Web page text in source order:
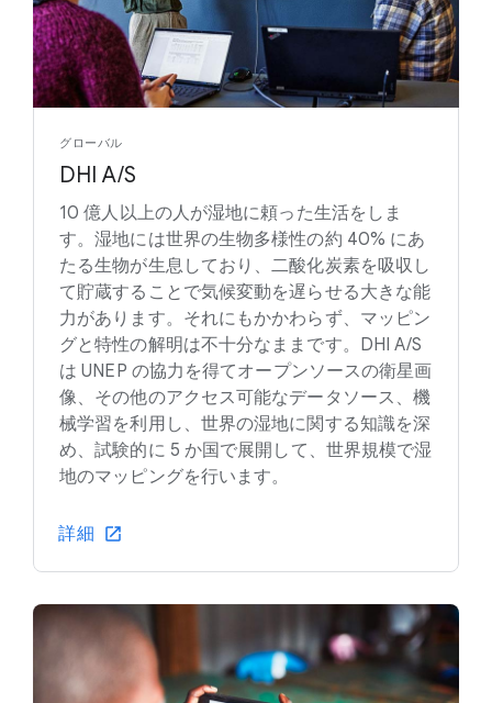
グローバル
DHI A/S
10 億人以上の人が湿地に頼った生活をしま
す。湿地には世界の生物多様性の約 40% にあ
たる生物が生息しており、二酸化炭素を吸収し
て貯蔵することで気候変動を遅らせる大きな能
力があります。それにもかかわらず、マッピン
グと特性の解明は不十分なままです。DHI A/S
は UNEP の協力を得てオープンソースの衛星画
像、その他のアクセス可能なデータソース、機
械学習を利用し、世界の湿地に関する知識を深
め、試験的に 5 か国で展開して、世界規模で湿
地のマッピングを行います。
詳細